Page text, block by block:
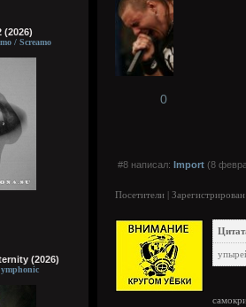
(2026)
/ Screamo
(2026)
0
#8 написал: Import (8
Посетители |